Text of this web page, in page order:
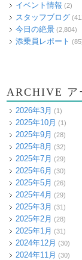
イベント情報 (2)
スタッフブログ
今日の絶景 (2,804)
添乗員レポート
ARCHIVE ア
2026年3月 (1)
2025年10月 (1)
2025年9月 (28)
2025年8月 (32)
2025年7月 (29)
2025年6月 (30)
2025年5月 (26)
2025年4月 (29)
2025年3月 (31)
2025年2月 (28)
2025年1月 (31)
2024年12月 (30)
2024年11月 (30)